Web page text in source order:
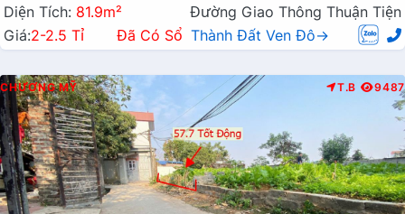
Diện Tích: 81.9m²
Đường Giao Thông Thuận Tiện
Giá:2-2.5 Tỉ Đã Có Sổ Thành Đất Ven Đô→
CHƯƠNG MỸ T.B 9487